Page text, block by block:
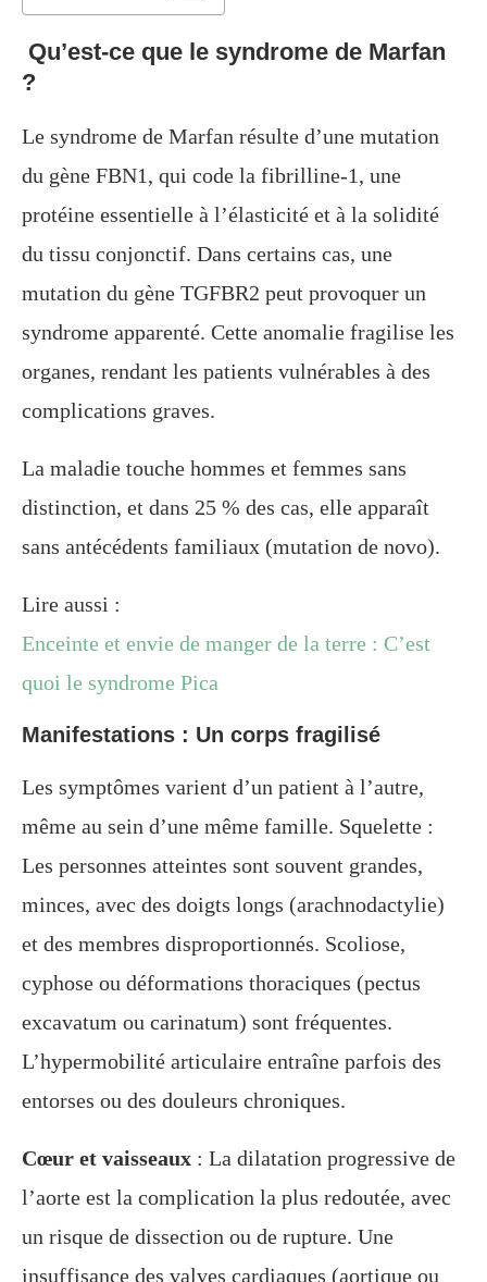
Qu’est-ce que le syndrome de Marfan
?
Le syndrome de Marfan résulte d’une mutation
du gène FBN1, qui code la fibrilline-1, une
protéine essentielle à l’élasticité et à la solidité
du tissu conjonctif. Dans certains cas, une
mutation du gène TGFBR2 peut provoquer un
syndrome apparenté. Cette anomalie fragilise les
organes, rendant les patients vulnérables à des
complications graves.
La maladie touche hommes et femmes sans
distinction, et dans 25 % des cas, elle apparaît
sans antécédents familiaux (mutation de novo).
Lire aussi :
Enceinte et envie de manger de la terre : C’est
quoi le syndrome Pica
Manifestations : Un corps fragilisé
Les symptômes varient d’un patient à l’autre,
même au sein d’une même famille. Squelette :
Les personnes atteintes sont souvent grandes,
minces, avec des doigts longs (arachnodactylie)
et des membres disproportionnés. Scoliose,
cyphose ou déformations thoraciques (pectus
excavatum ou carinatum) sont fréquentes.
L’hypermobilité articulaire entraîne parfois des
entorses ou des douleurs chroniques.
Cœur et vaisseaux : La dilatation progressive de
l’aorte est la complication la plus redoutée, avec
un risque de dissection ou de rupture. Une
insuffisance des valves cardiaques (aortique ou